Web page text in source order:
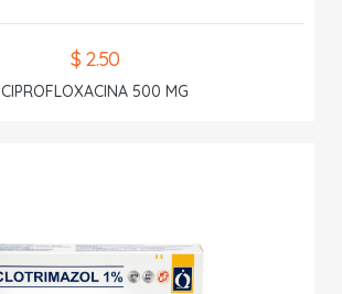
$ 2.50
CIPROFLOXACINA 500 MG